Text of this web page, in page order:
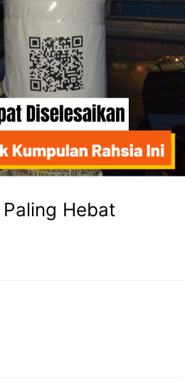
Hebat